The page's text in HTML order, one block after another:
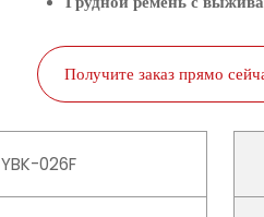
Получите заказ прямо
YBK-026F